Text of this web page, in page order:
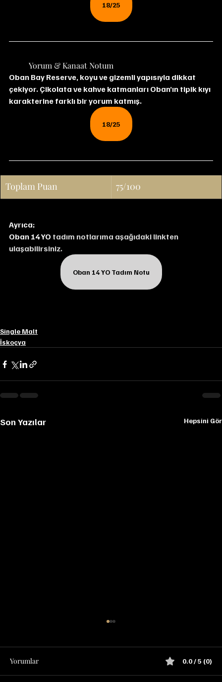
18/25
	Yorum & Kanaat Notum
Oban Bay Reserve, koyu ve gizemli yapısıyla dikkat
çekiyor. Çikolata ve kahve katmanları Oban’ın tipik kıyı
karakterine farklı bir yorum katmış.
18/25
Toplam Puan 75/100
Ayrıca;
Oban 14 YO tadım notlarıma aşağıdaki linkten
ulaşabilirsiniz.
Oban 14 YO Tadım Notu
Single Malt
İskoçya
Son Yazılar Hepsini Gör
Yorumlar 0.0 / 5 (0)